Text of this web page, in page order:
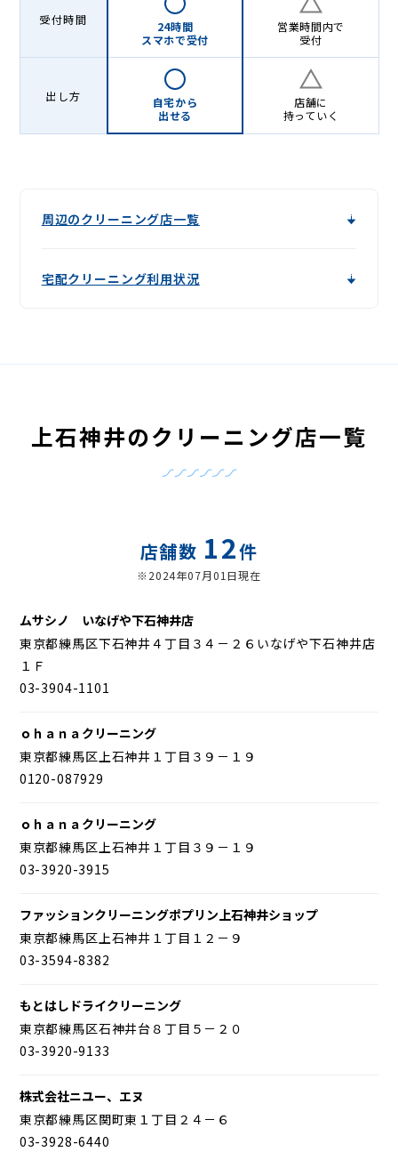
受付時間
24時間
スマホで受付
営業時間内で
受付
出し方
自宅から
出せる
店舗に
持っていく
周辺のクリーニング店一覧
宅配クリーニング利用状況
上石神井のクリーニング店一覧
店舗数 12件
※2024年07月01日現在
ムサシノ いなげや下石神井店
東京都練馬区下石神井４丁目３４－２６いなげや下石神井店
１Ｆ
03-3904-1101
ｏｈａｎａクリーニング
東京都練馬区上石神井１丁目３９－１９
0120-087929
ｏｈａｎａクリーニング
東京都練馬区上石神井１丁目３９－１９
03-3920-3915
ファッションクリーニングポプリン上石神井ショップ
東京都練馬区上石神井１丁目１２－９
03-3594-8382
もとはしドライクリーニング
東京都練馬区石神井台８丁目５－２０
03-3920-9133
株式会社ニユー、エヌ
東京都練馬区関町東１丁目２４－６
03-3928-6440